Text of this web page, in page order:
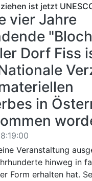
ist jetzt
vier Jahre
Dorf Fiss
in
Veranstaltung
hinweg in
Form erhalten hat.